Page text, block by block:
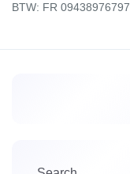
BTW: FR 09438976797